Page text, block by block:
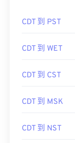
CDT 到 PST
CDT 到 WET
CDT 到 CST
CDT 到 MSK
CDT 到 NST